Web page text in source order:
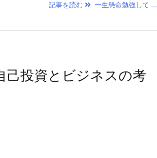
記事を読む 一生懸命勉強して ...
己投資とビジネスの考